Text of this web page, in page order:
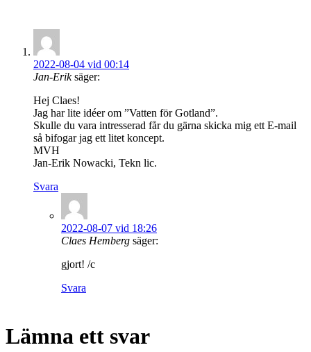
2022-08-04 vid 00:14
Jan-Erik säger:
Hej Claes!
Jag har lite idéer om ”Vatten för Gotland”.
Skulle du vara intresserad får du gärna skicka mig ett E-mail
så bifogar jag ett litet koncept.
MVH
Jan-Erik Nowacki, Tekn lic.
Svara
2022-08-07 vid 18:26
Claes Hemberg säger:
gjort! /c
Svara
Lämna ett svar